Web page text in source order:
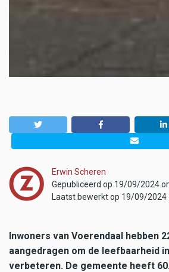
Erwin Scheren
Gepubliceerd op 19/09/2024
Laatst bewerkt op 19/09/2024
Inwoners van Voerendaal hebben
aangedragen om de leefbaarheid
verbeteren. De gemeente heeft